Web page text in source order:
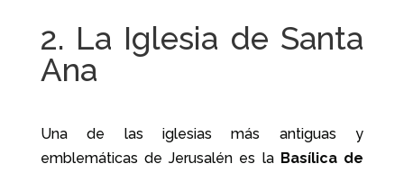
2. La Iglesia de Santa
Ana
Una de las iglesias más antiguas y
emblemáticas de Jerusalén es la Basílica de